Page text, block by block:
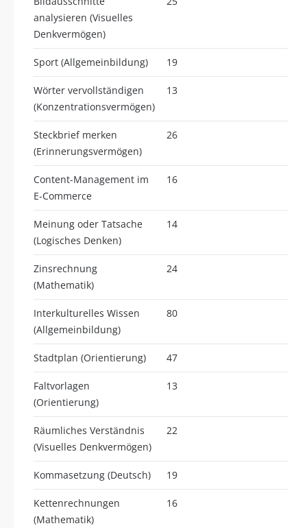
analysieren (Visuelles
Denkvermögen)
Sport (Allgemeinbildung) 19
Wörter vervollständigen
(Konzentrationsvermögen)
13
Steckbrief merken
(Erinnerungsvermögen)
26
Content-Management im
E-Commerce
16
Meinung oder Tatsache
(Logisches Denken)
14
Zinsrechnung
(Mathematik)
24
Interkulturelles Wissen
(Allgemeinbildung)
80
Stadtplan (Orientierung) 47
Faltvorlagen
(Orientierung)
13
Räumliches Verständnis
(Visuelles Denkvermögen)
22
Kommasetzung (Deutsch) 19
Kettenrechnungen
(Mathematik)
16